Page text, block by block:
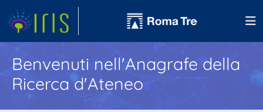
Benvenuti nell'Anagrafe della
Ricerca d'Ateneo